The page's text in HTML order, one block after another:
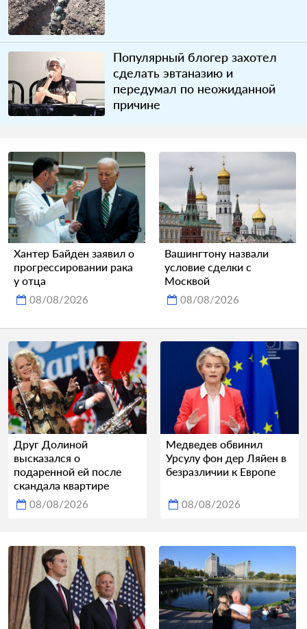
Популярный блогер захотел
сделать эвтаназию и
передумал по неожиданной
причине
Хантер Байден заявил о
прогрессировании рака
у отца
08/08/2026
Вашингтону назвали
условие сделки с
Москвой
08/08/2026
Друг Долиной
высказался о
подаренной ей после
скандала квартире
08/08/2026
Медведев обвинил
Урсулу фон дер Ляйен в
безразличии к Европе
08/08/2026